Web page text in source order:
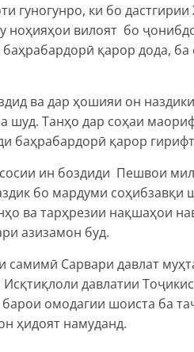
гуногунро, ки бо
ноҳияҳои вилоят бо
қарор дода,
ва дар ҳошияи он
шуд. Танҳо дар соҳаи
баҳрабардорӣ қарор
ин боздиди Пешвои
бо мардуми
ва тарҳрезии нақшаҳои
азизамон буд.
самимӣ Сарвари давлат
давлатии
омодагии шоиста ба
ҳидоят намуданд.